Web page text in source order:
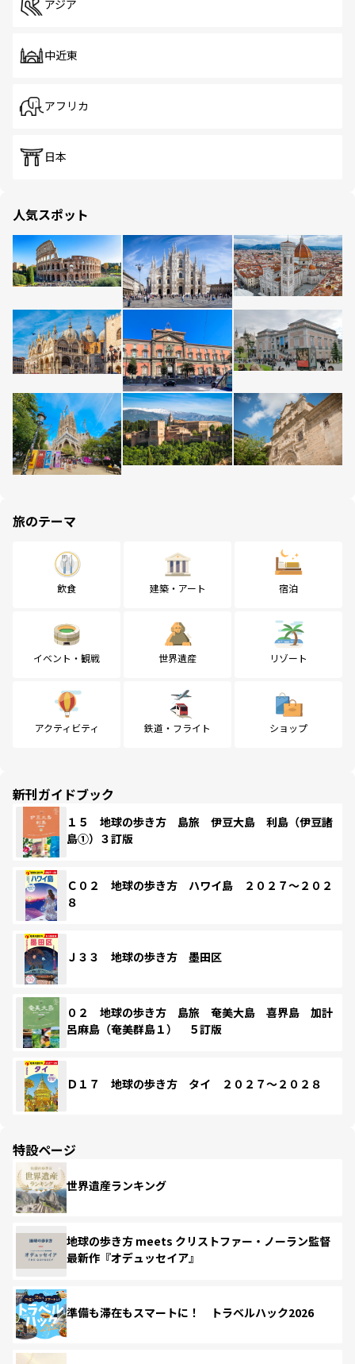
アジア
中近東
アフリカ
日本
人気スポット
旅のテーマ
飲食 建築・アート 宿泊
イベント・観戦 世界遺産 リゾート
アクティビティ 鉄道・フライト ショップ
新刊ガイドブック
１５ 地球の歩き方 島旅 伊豆大島 利島（伊豆諸
島①）３訂版
Ｃ０２ 地球の歩き方 ハワイ島 ２０２７～２０２
８
Ｊ３３ 地球の歩き方 墨田区
０２ 地球の歩き方 島旅 奄美大島 喜界島 加計
呂麻島（奄美群島１） ５訂版
Ｄ１７ 地球の歩き方 タイ ２０２７～２０２８
特設ページ
世界遺産ランキング
地球の歩き方 meets クリストファー・ノーラン監督
最新作『オデュッセイア』
準備も滞在もスマートに！ トラベルハック2026